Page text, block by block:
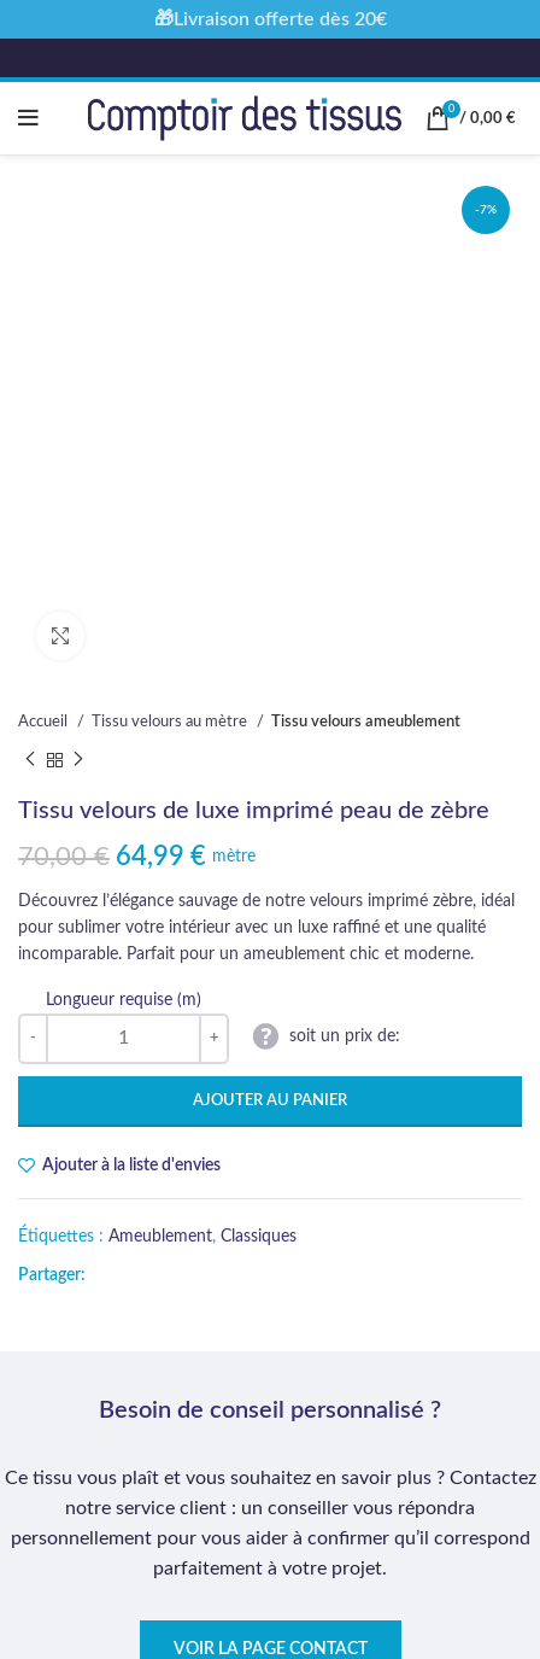
0
/ 0,00 €
-7%
Accueil Tissu velours au mètre Tissu velours ameublement
Tissu velours de luxe imprimé peau de zèbre
70,00€
Le prix initial était : 70,00 €.
64,99 €
Le prix actuel est : 64,99 €.mètre
Découvrez l’élégance sauvage de notre velours imprimé zèbre, idéal
pour sublimer votre intérieur avec un luxe raffiné et une qualité
incomparable. Parfait pour un ameublement chic et moderne.
Longueur requise (m)
soit un prix de:
AJOUTER AU PANIER
Ajouter à la liste d'envies
Étiquettes : Ameublement, Classiques
Partager:
Besoin de conseil personnalisé ?
Ce tissu vous plaît et vous souhaitez en savoir plus ? Contactez
notre service client : un conseiller vous répondra
personnellement pour vous aider à confirmer qu’il correspond
parfaitement à votre projet.
VOIR LA PAGE CONTACT
🎁Livraison offerte dès 20€